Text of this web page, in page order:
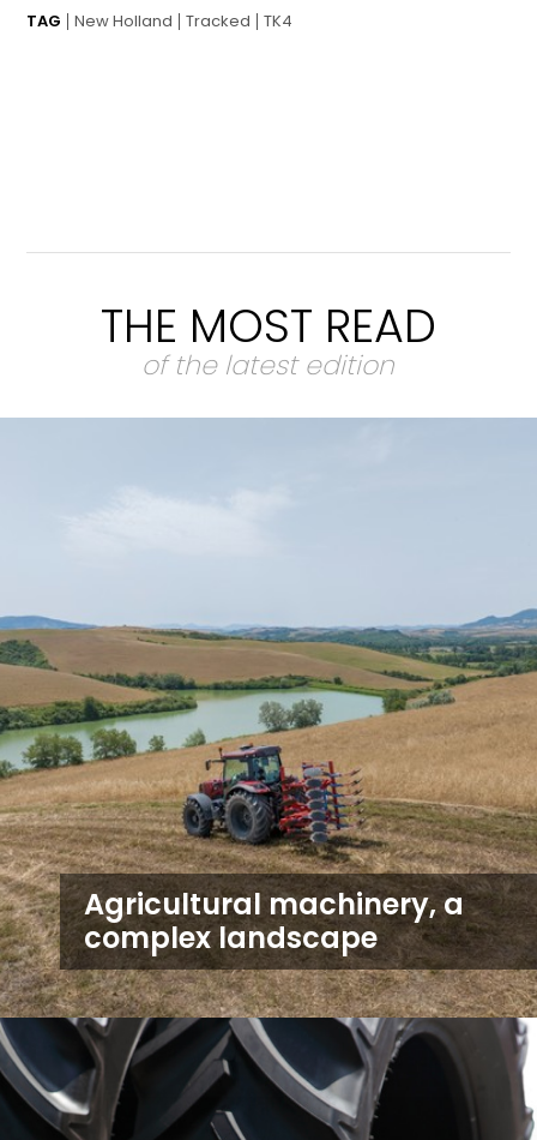
TAG New Holland Tracked TK4
THE MOST READ
of the latest edition
Agricultural machinery, a
complex landscape